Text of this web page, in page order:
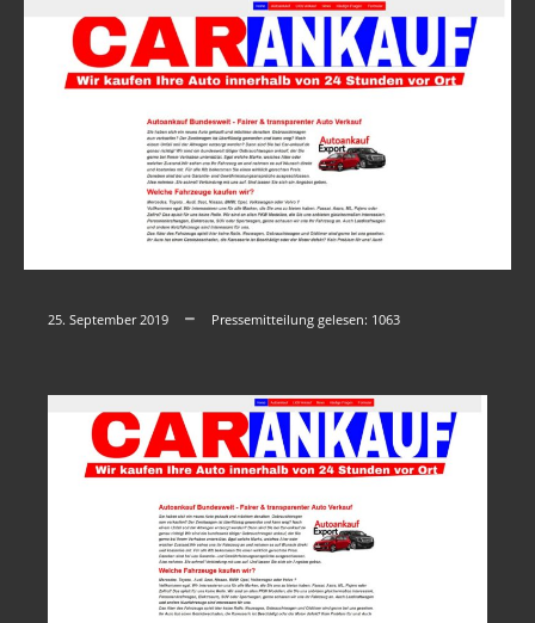
25. September 2019 Pressemitteilung gelesen: 1063